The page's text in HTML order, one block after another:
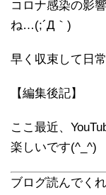
コロナ感染の影
ね…(;´Д｀)
早く収束して日
【編集後記】
ここ最近、
楽しいです(^_^)
ブログ読んでく